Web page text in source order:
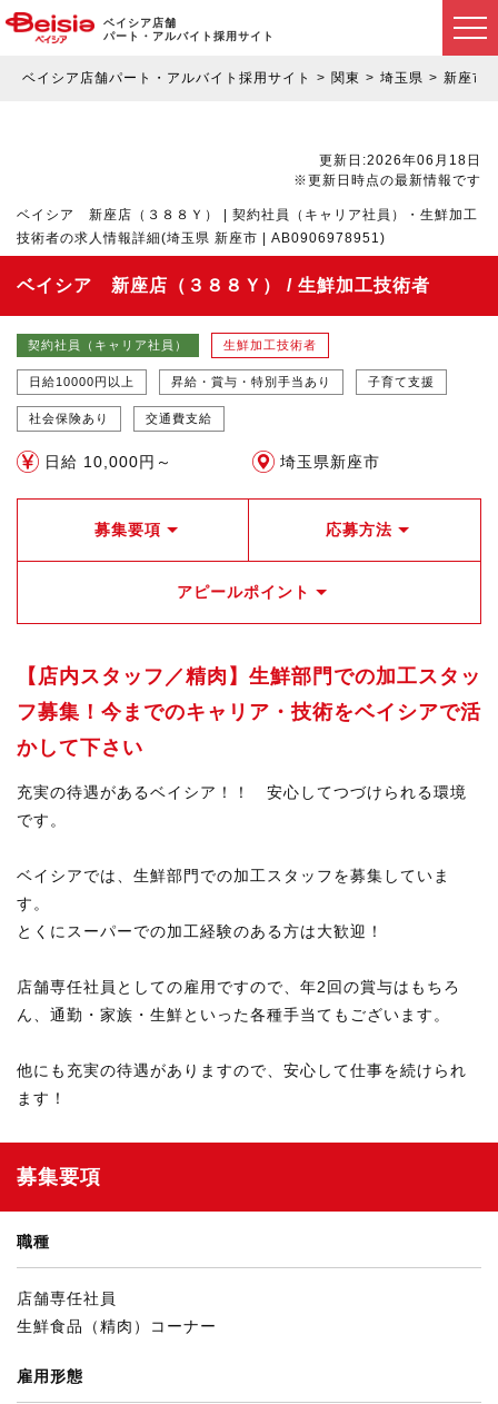
ベイシア店舗
パート・アルバイト採用サイト
ベイシア店舗パート・アルバイト採用サイト 関東 埼玉県 新座市
更新日:2026年06月18日
※更新日時点の最新情報です
ベイシア 新座店（３８８Ｙ） | 契約社員（キャリア社員）・生鮮加工
技術者の求人情報詳細(埼玉県 新座市 | AB0906978951)
ベイシア 新座店（３８８Ｙ） / 生鮮加工技術者
契約社員（キャリア社員） 生鮮加工技術者
日給10000円以上 昇給・賞与・特別手当あり 子育て支援
社会保険あり 交通費支給
日給 10,000円～ 埼玉県新座市
募集要項 応募方法
アピールポイント
【店内スタッフ／精肉】生鮮部門での加工スタッ
フ募集！今までのキャリア・技術をベイシアで活
かして下さい
充実の待遇があるベイシア！！ 安心してつづけられる環境
です。
ベイシアでは、生鮮部門での加工スタッフを募集していま
す。
とくにスーパーでの加工経験のある方は大歓迎！
店舗専任社員としての雇用ですので、年2回の賞与はもちろ
ん、通勤・家族・生鮮といった各種手当てもございます。
他にも充実の待遇がありますので、安心して仕事を続けられ
ます！
募集要項
職種
店舗専任社員
生鮮食品（精肉）コーナー
雇用形態